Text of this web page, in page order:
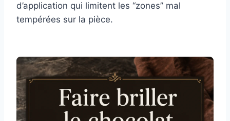
d’application qui limitent les “zones” mal
tempérées sur la pièce.